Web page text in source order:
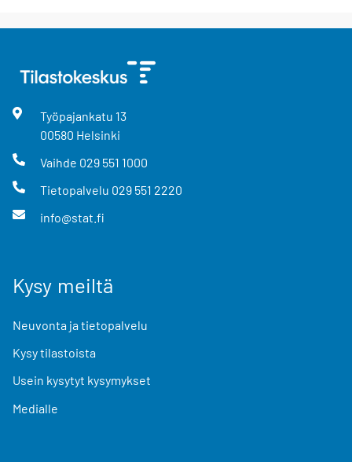
Työpajankatu 13
00580 Helsinki
Vaihde 029 551 1000
Tietopalvelu 029 551 2220
info@stat.fi
Kysy meiltä
Neuvonta ja tietopalvelu
Kysy tilastoista
Usein kysytyt kysymykset
Medialle